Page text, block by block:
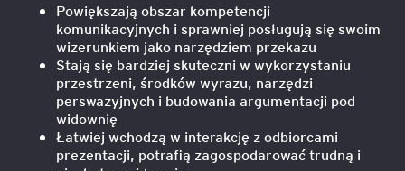
Powiększają obszar kompetencji
komunikacyjnych i sprawniej posługują się swoim
wizerunkiem jako narzędziem przekazu
Stają się bardziej skuteczni w wykorzystaniu
przestrzeni, środków wyrazu, narzędzi
perswazyjnych i budowania argumentacji pod
widownię
Łatwiej wchodzą w interakcję z odbiorcami
prezentacji, potrafią zagospodarować trudną i